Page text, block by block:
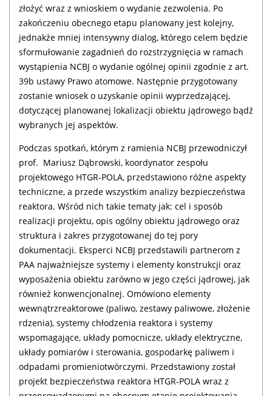
złożyć wraz z wnioskiem o wydanie zezwolenia. Po
zakończeniu obecnego etapu planowany jest kolejny,
jednakże mniej intensywny dialog, którego celem będzie
sformułowanie zagadnień do rozstrzygnięcia w ramach
wystąpienia NCBJ o wydanie ogólnej opinii zgodnie z art.
39b ustawy Prawo atomowe. Następnie przygotowany
zostanie wniosek o uzyskanie opinii wyprzedzającej,
dotyczącej planowanej lokalizacji obiektu jądrowego bądź
wybranych jej aspektów.
Podczas spotkań, którym z ramienia NCBJ przewodniczył
prof. Mariusz Dąbrowski, koordynator zespołu
projektowego HTGR-POLA, przedstawiono różne aspekty
techniczne, a przede wszystkim analizy bezpieczeństwa
reaktora. Wśród nich takie tematy jak: cel i sposób
realizacji projektu, opis ogólny obiektu jądrowego oraz
struktura i zakres przygotowanej do tej pory
dokumentacji. Eksperci NCBJ przedstawili partnerom z
PAA najważniejsze systemy i elementy konstrukcji oraz
wyposażenia obiektu zarówno w jego części jądrowej, jak
również konwencjonalnej. Omówiono elementy
wewnątrzreaktorowe (paliwo, zestawy paliwowe, złożenie
rdzenia), systemy chłodzenia reaktora i systemy
wspomagające, układy pomocnicze, układy elektryczne,
układy pomiarów i sterowania, gospodarkę paliwem i
odpadami promieniotwórczymi. Przedstawiony został
projekt bezpieczeństwa reaktora HTGR-POLA wraz z